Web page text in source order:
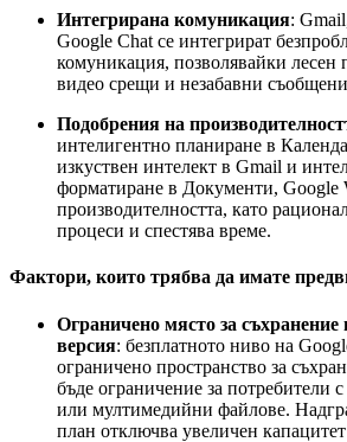
Интегрирана комуникация:
Google Chat се интегрират
комуникация, позволявайки
видео срещи и незабавни
Подобрения на
интелигентно планиране в
изкуствен интелект в Gmail и
форматиране в Документи, Google
производителността, като
процеси и спестява време.
Фактори, които трябва да имате
Ограничено място за съхранение
версия: безплатното ниво на
ограничено пространство за
бъде ограничение за потребители
или мултимедийни файлове.
план отключва увеличен